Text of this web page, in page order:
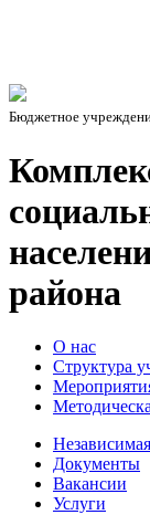
Бюджетное
района
О нас
Структура
Документы
Вакансии
Услуги